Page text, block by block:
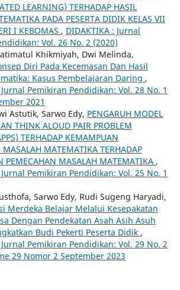
LEARNING) TERHADAP HASIL
PADA PESERTA DIDIK KELAS VII
I KEBOMAS , DIDAKTIKA : Jurnal
Vol. 26 No. 2 (2020)
Khikmiyah, Dwi Melinda,
Diri Pada Kecemasan Dan Hasil
Kasus Pembelajaran Daring ,
Jurnal Pemikiran Pendidikan: Vol. 28 No. 1
2021
Astutik, Sarwo Edy, PENGARUH MODEL
THINK ALOUD PAIR PROBLEM
TERHADAP KEMAMPUAN
MASALAH MATEMATIKA TERHADAP
PEMECAHAN MASALAH MATEMATIKA ,
Jurnal Pemikiran Pendidikan: Vol. 25 No. 1
Sarwo Edy, Rudi Sugeng Haryadi,
Merdeka Belajar Melalui Kesepakatan
Dengan Pendekatan Asah Asih Asuh
Budi Pekerti Peserta Didik ,
Jurnal Pemikiran Pendidikan: Vol. 29 No. 2
29 Nomor 2 September 2023